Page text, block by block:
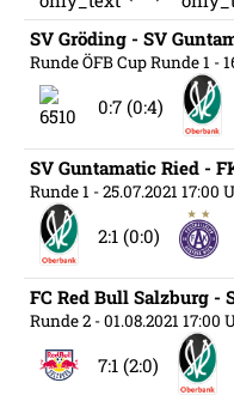
SV Gröding - SV
Runde ÖFB Cup Runde 1 -
0:7 (0:4)
SV Guntamatic Ried -
Runde 1 - 25.07.2021 17:00
2:1 (0:0)
FC Red Bull Salzburg -
Runde 2 - 01.08.2021 17:00
7:1 (2:0)